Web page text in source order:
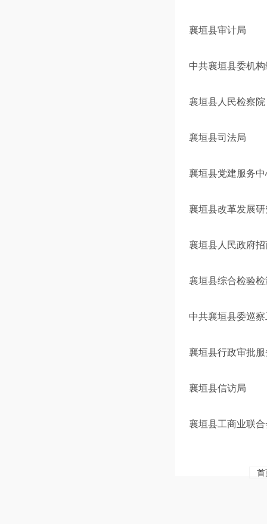
襄垣县审计局
中共襄垣县委机
襄垣县人民检察院
襄垣县司法局
襄垣县党建服务中
襄垣县改革发展
襄垣县人民政府
襄垣县综合检验
中共襄垣县委巡
襄垣县行政审批
襄垣县信访局
襄垣县工商业联合